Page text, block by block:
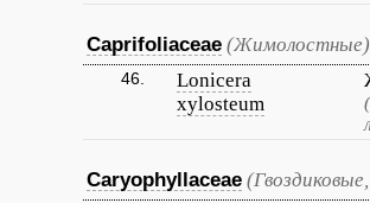
Caprifoliaceae (Жимолостные)
46.
Lonicera
xylosteum
Caryophyllaceae